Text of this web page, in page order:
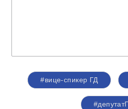
#вице-спикер ГД